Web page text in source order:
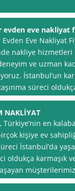
evden eve nakliyat
Eve Nakliyat
nakliye hizmetleri
ve uzman
İstanbul’un
taşınma süreci
NAKLİYAT
Türkiye’nin en
kişiye ev
İstanbul’da
oldukça karmaşık